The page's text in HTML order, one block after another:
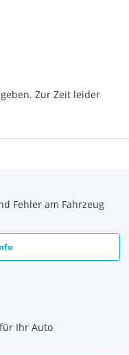
Zur Zeit leider
Fehler am Fahrzeug
Ihr Auto